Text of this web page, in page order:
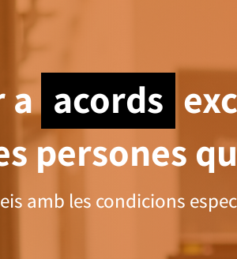
a acords
persones
amb les condicions